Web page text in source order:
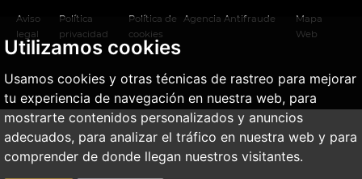
Utilizamos cookies
Usamos cookies y otras técnicas de rastreo para mejorar
tu experiencia de navegación en nuestra web, para
mostrarte contenidos personalizados y anuncios
adecuados, para analizar el tráfico en nuestra web y para
comprender de donde llegan nuestros visitantes.
Aviso
legal
Política
privacidad
Política de
cookies
Agencia Antifraude
Mapa
Web